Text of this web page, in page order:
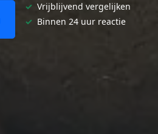
✓ Vrijblijvend vergelijken
✓ Binnen 24 uur reactie